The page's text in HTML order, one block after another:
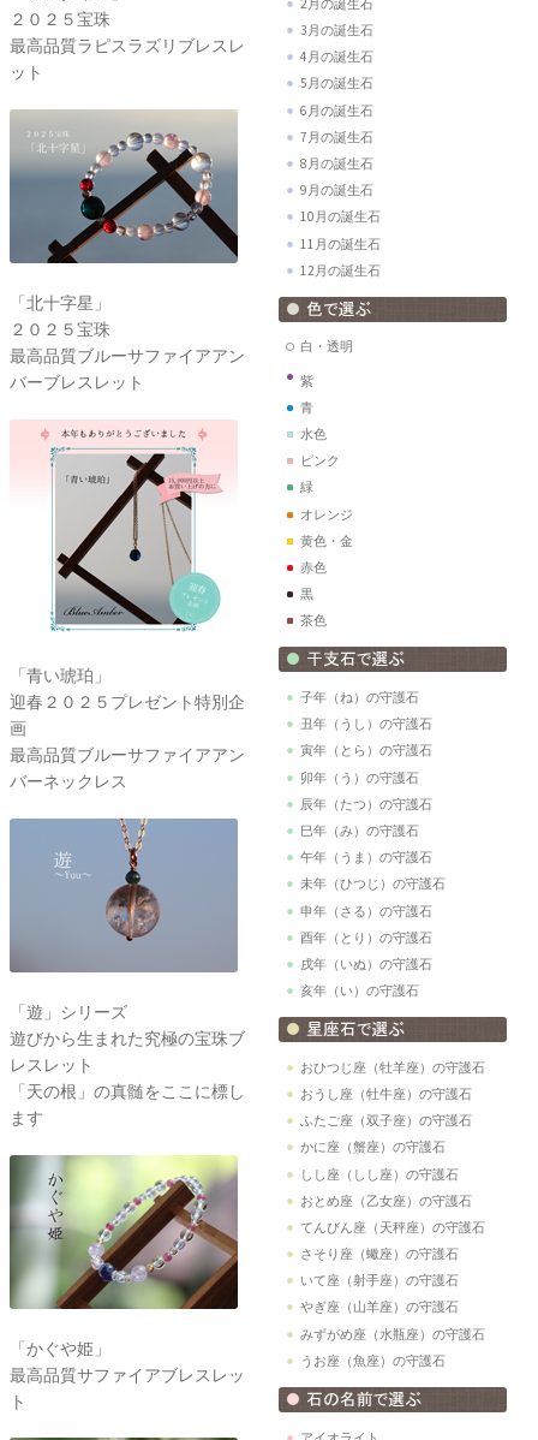
２０２５宝珠
最高品質ラピスラズリブレスレ
ット
「北十字星」
２０２５宝珠
最高品質ブルーサファイアアン
バーブレスレット
「青い琥珀」
迎春２０２５プレゼント特別企
画
最高品質ブルーサファイアアン
バーネックレス
「遊」シリーズ
遊びから生まれた究極の宝珠ブ
レスレット
「天の根」の真髄をここに標し
ます
「かぐや姫」
最高品質サファイアブレスレッ
ト
2月の誕生石
3月の誕生石
4月の誕生石
5月の誕生石
6月の誕生石
7月の誕生石
8月の誕生石
9月の誕生石
10月の誕生石
11月の誕生石
12月の誕生石
白・透明
紫
青
水色
ピンク
緑
オレンジ
黄色・金
赤色
黒
茶色
子年（ね）の守護石
丑年（うし）の守護石
寅年（とら）の守護石
卯年（う）の守護石
辰年（たつ）の守護石
巳年（み）の守護石
午年（うま）の守護石
未年（ひつじ）の守護石
申年（さる）の守護石
酉年（とり）の守護石
戌年（いぬ）の守護石
亥年（い）の守護石
おひつじ座（牡羊座）の守護石
おうし座（牡牛座）の守護石
ふたご座（双子座）の守護石
かに座（蟹座）の守護石
しし座（しし座）の守護石
おとめ座（乙女座）の守護石
てんびん座（天秤座）の守護石
さそり座（蠍座）の守護石
いて座（射手座）の守護石
やぎ座（山羊座）の守護石
みずがめ座（水瓶座）の守護石
うお座（魚座）の守護石